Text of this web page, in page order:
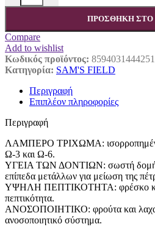
ΠΡΟΣΘΉΚΗ ΣΤΟ
Compare
Add to wishlist
Κωδικός προϊόντος: 8594031444251
Κατηγορία: SAM'S FIELD
Περιγραφή
Επιπλέον πληροφορίες
Περιγραφή
ΛΑΜΠΕΡΟ ΤΡΙΧΩΜΑ: ισορροπημένα
Ω-3 και Ω-6.
ΥΓΕΙΑ ΤΩΝ ΔΟΝΤΙΩΝ: σωστή δομή
επίπεδα μετάλλων για μείωση της
ΥΨΗΛΗ ΠΕΠΤΙΚΟΤΗΤΑ: φρέσκο
πεπτικότητα.
ΑΝΟΣΟΠΟΙΗΤΙΚΟ: φρούτα και
ανοσοποιητικό σύστημα.